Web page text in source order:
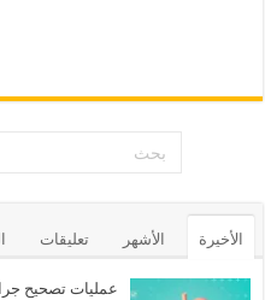
الأخيرة الأشهر تعليقات
عمليات تصحيح